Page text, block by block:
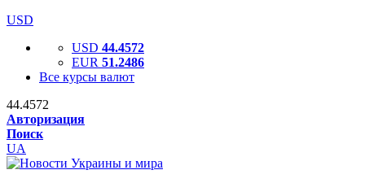
USD
USD 44.4572
EUR 51.2486
Все курсы валют
44.4572
Авторизация
Поиск
UA